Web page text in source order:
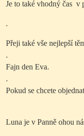
Je to také vhodný čas v
.
Přeji také vše nejlepší
.
Fajn den Eva.
.
Pokud se chcete
Luna je v Panně ohou